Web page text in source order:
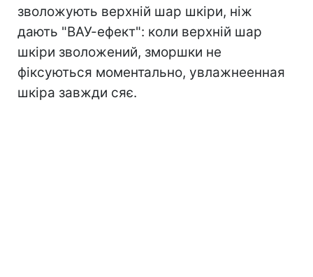
зволожують верхній шар шкіри, ніж
дають "ВАУ-ефект": коли верхній шар
шкіри зволожений, зморшки не
фіксуються моментально, увлажнеенная
шкіра завжди сяє.